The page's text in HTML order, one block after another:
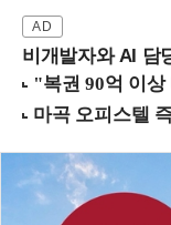
비개발자와 AI 담당자를 위